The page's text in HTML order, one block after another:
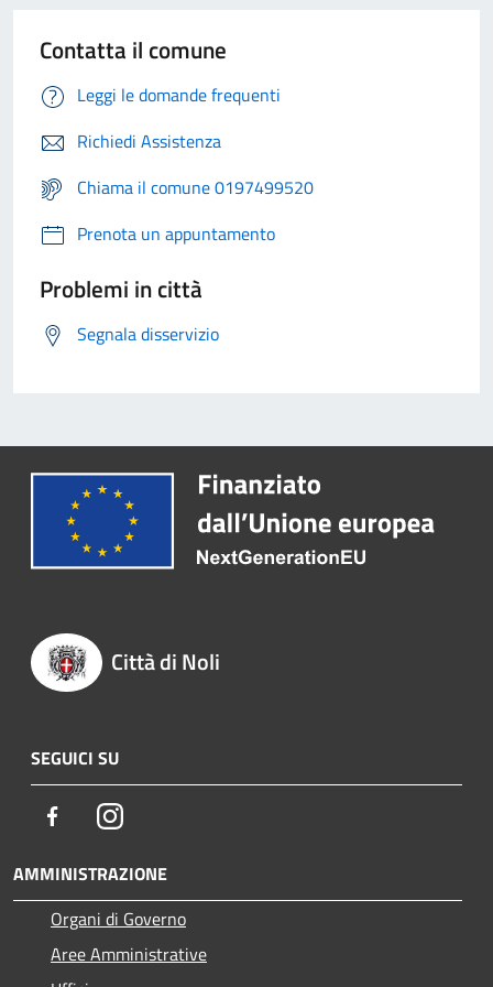
Contatta il comune
Leggi le domande frequenti
Richiedi Assistenza
Chiama il comune 0197499520
Prenota un appuntamento
Problemi in città
Segnala disservizio
Città di Noli
SEGUICI SU
FacebookInstagram
AMMINISTRAZIONE
Organi di Governo
Aree Amministrative